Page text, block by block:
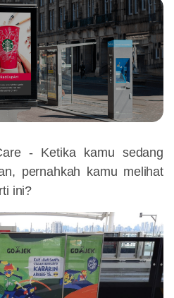
- Ketika kamu sedang
pernahkah kamu melihat
ini?